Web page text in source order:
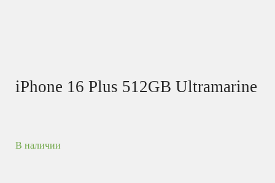
iPhone 16 Plus 512GB Ultramarine
В наличии